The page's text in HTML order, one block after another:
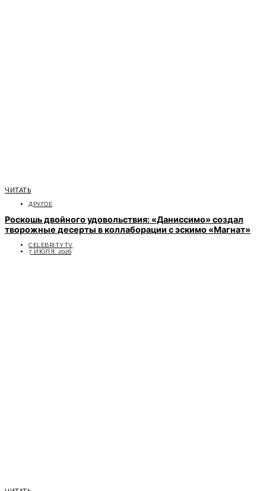
ЧИТАТЬ
ДРУГОЕ
Роскошь двойного удовольствия: «Даниссимо» создал
творожные десерты в коллаборации с эскимо «Магнат»
CELEBRITYTV
7 ИЮЛЯ, 2026